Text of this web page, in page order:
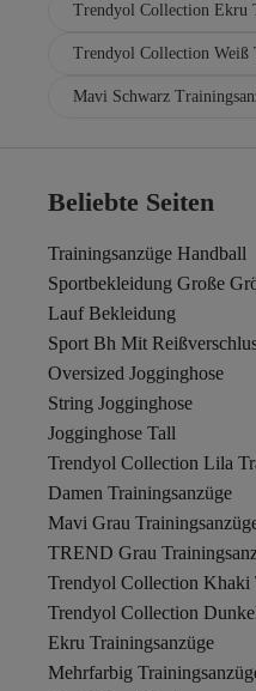
Trendyol Collection Ekru
Trendyol Collection Weiß
Mavi Schwarz
Beliebte Seiten
Trainingsanzüge Handball
Sportbekleidung Große
Lauf Bekleidung
Sport Bh Mit
Oversized Jogginghose
String Jogginghose
Jogginghose Tall
Trendyol Collection Lila
Damen Trainingsanzüge
Mavi Grau
TREND Grau
Trendyol Collection Khaki
Trendyol Collection
Ekru Trainingsanzüge
Mehrfarbig